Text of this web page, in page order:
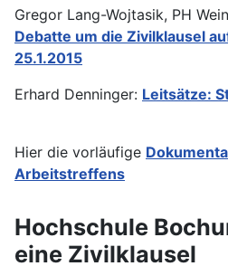
Gregor Lang-Wojtasik, PH
Debatte um die Zivilklausel
25.1.2015
Erhard Denninger: Leitsätze:
Hier die vorläufige
Arbeitstreffens
Hochschule
eine Zivilklausel